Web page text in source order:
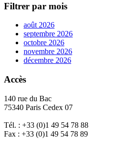
Filtrer par mois
août 2026
septembre 2026
octobre 2026
novembre 2026
décembre 2026
Accès
140 rue du Bac
75340 Paris Cedex 07
Tél. : +33 (0)1 49 54 78 88
Fax : +33 (0)1 49 54 78 89